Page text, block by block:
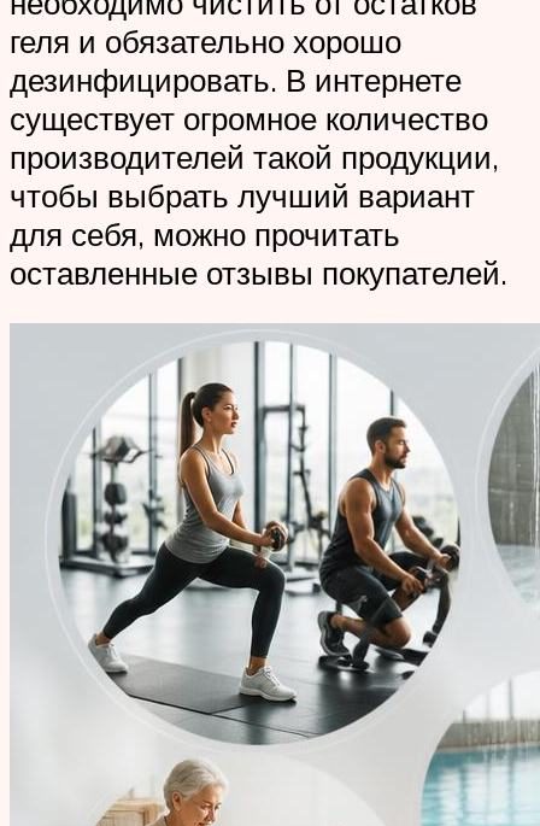
геля и обязательно хорошо
дезинфицировать. В интернете
существует огромное количество
производителей такой продукции,
чтобы выбрать лучший вариант
для себя, можно прочитать
оставленные отзывы покупателей.